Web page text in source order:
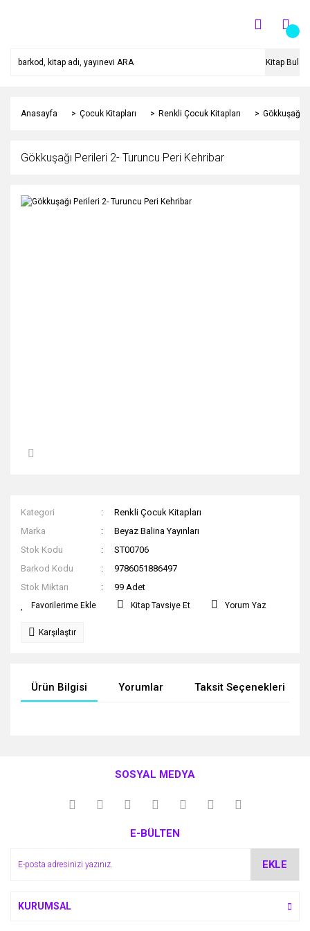
Kitap Bul
Anasayfa Çocuk Kitapları Renkli Çocuk Kitapları Gökkuşağı
Gökkuşağı Perileri 2- Turuncu Peri Kehribar
Kategori
Renkli Çocuk Kitapları
Marka
Beyaz Balina Yayınları
Stok Kodu
ST00706
Barkod Kodu
9786051886497
Stok Miktarı
99 Adet
Kitap Tavsiye Et Yorum Yaz
Karşılaştır
Ürün Bilgisi Yorumlar Taksit Seçenekleri
kullanarak tarafımıza iletebilirsiniz.
Görüş ve önerileriniz için teşekkür ederiz.
Ürün açıklamasında eksik bilgiler bulunuyor.
SOSYAL MEDYA
E-BÜLTEN
EKLE
KURUMSAL